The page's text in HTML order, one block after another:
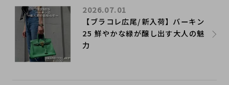
【ブラコレ広尾/新入荷】バーキン
25 鮮やかな緑が醸し出す大人の魅
力
2026.07.01